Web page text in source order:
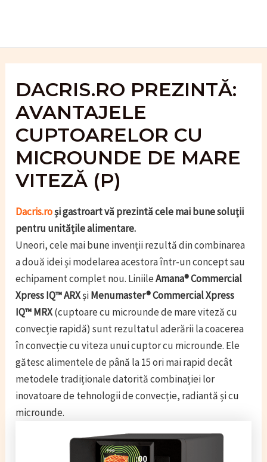
DACRIS.RO PREZINTĂ:
AVANTAJELE
CUPTOARELOR CU
MICROUNDE DE MARE
VITEZĂ (P)
Dacris.roși gastroart vă prezintă cele mai bune soluții
pentru unitățile alimentare.
Uneori, cele mai bune invenții rezultă din combinarea
a două idei și modelarea acestora într-un concept sau
echipament complet nou. LiniileAmana® Commercial
Xpress IQ™ ARXșiMenumaster® Commercial Xpress
IQ™ MRX(cuptoare cu microunde de mare viteză cu
convecție rapidă) sunt rezultatul aderării la coacerea
în convecție cu viteza unui cuptor cu microunde. Ele
gătesc alimentele de până la 15 ori mai rapid decât
metodele tradiționale datorită combinației lor
inovatoare de tehnologii de convecție, radiantă și cu
microunde.